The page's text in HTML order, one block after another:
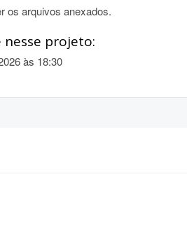
os arquivos anexados.
projeto:
às 18:30